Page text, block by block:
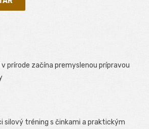
v prírode začína premyslenou prípravou
silový tréning s činkami a praktickým